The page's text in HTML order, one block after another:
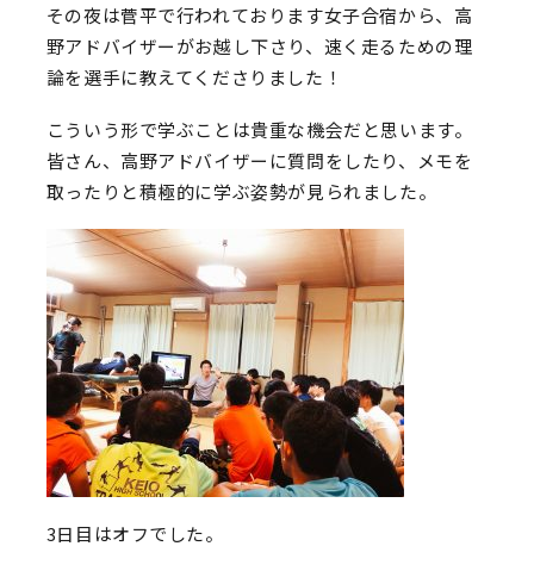
その夜は菅平で行われております女子合宿から、高
野アドバイザーがお越し下さり、速く走るための理
論を選手に教えてくださりました！
こういう形で学ぶことは貴重な機会だと思います。
皆さん、高野アドバイザーに質問をしたり、メモを
取ったりと積極的に学ぶ姿勢が見られました。
3日目はオフでした。